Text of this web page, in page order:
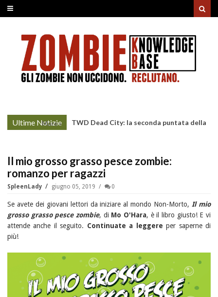
Ultime Notizie
More »
TWD Dead City: la seconda puntata della
Il mio grosso grasso pesce zombie:
romanzo per ragazzi
SpleenLady giugno 05, 2019 0
Se avete dei giovani lettori da iniziare al mondo Non-Morto,Il mio
grosso grasso pesce zombie, di Mo O'Hara, è il libro giusto! E vi
attende anche il seguito. Continuate a leggere per saperne di
più!